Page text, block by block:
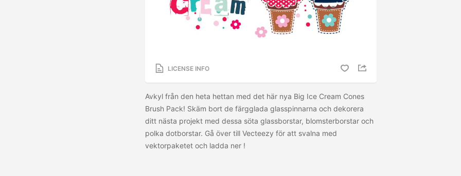
LICENSE INFO
Avkyl från den heta hettan med det här nya Big Ice Cream Cones
Brush Pack! Skäm bort de färgglada glasspinnarna och dekorera
ditt nästa projekt med dessa söta glassborstar, blomsterborstar och
polka dotborstar. Gå över till Vecteezy för att svalna med
vektorpaketet och ladda ner !